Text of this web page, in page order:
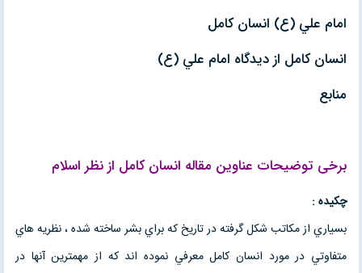
امام علي (ع) انسان كامل
انسان كامل از ديدگاه امام علي (ع)
منابع
برخی توضیحات عناوین مقاله انسان کامل از نظر اسلام
چكيده :
بسياري از مكاتب شكل گرفته در تاريخ كه براي بشر ساخته شده ، نظريه هاي
متفاوتي در مورد انسان كامل معرفي نموده اند كه از مهمترين آنها در